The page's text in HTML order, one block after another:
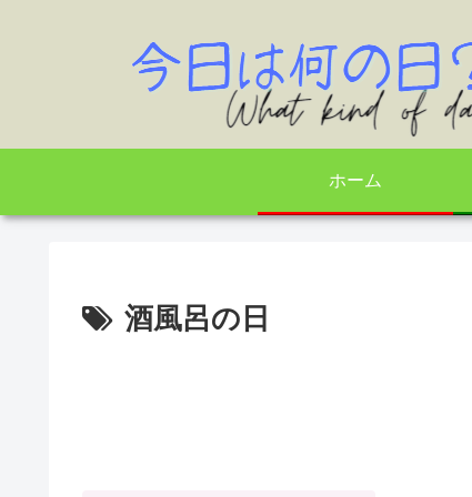
ホーム
酒風呂の日